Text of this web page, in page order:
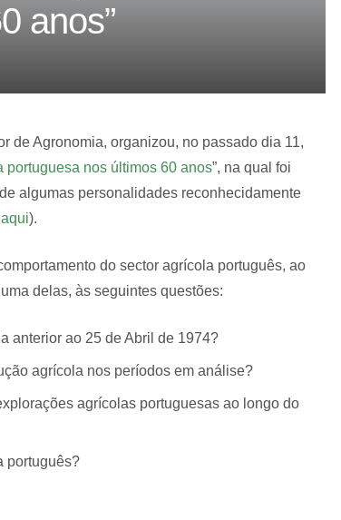
anos”
de Agronomia, organizou, no passado dia 11,
portuguesa nos últimos 60 anos”, na qual foi
algumas personalidades reconhecidamente
).
do sector agrícola português, ao
delas, às seguintes questões:
anterior ao 25 de Abril de 1974?
agrícola nos períodos em análise?
agrícolas portuguesas ao longo do
português?